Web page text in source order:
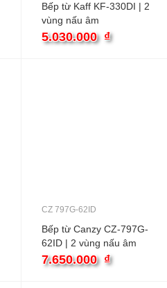
Bếp từ Kaff KF-330DI | 2
vùng nấu âm
5.030.000 ₫
CZ 797G-62ID
Bếp từ Canzy CZ-797G-
62ID | 2 vùng nấu âm
7.650.000 ₫